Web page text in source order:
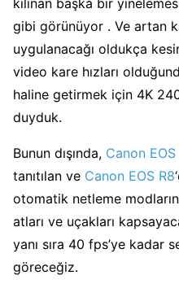
gibi görünüyor . Ve artan
uygulanacağı oldukça
video kare hızları
haline getirmek için 4K
duyduk.
Bunun dışında, Canon
tanıtılan ve Canon EOS R8
otomatik netleme
atları ve uçakları
yanı sıra 40 fps’ye kadar
göreceğiz.